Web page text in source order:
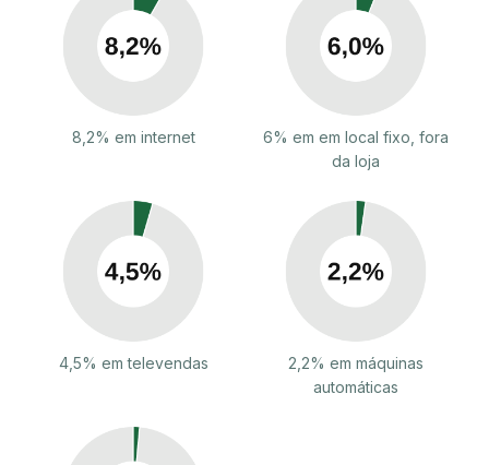
8,2% em internet
6% em em local fixo, fora
da loja
4,5% em televendas
2,2% em máquinas
automáticas